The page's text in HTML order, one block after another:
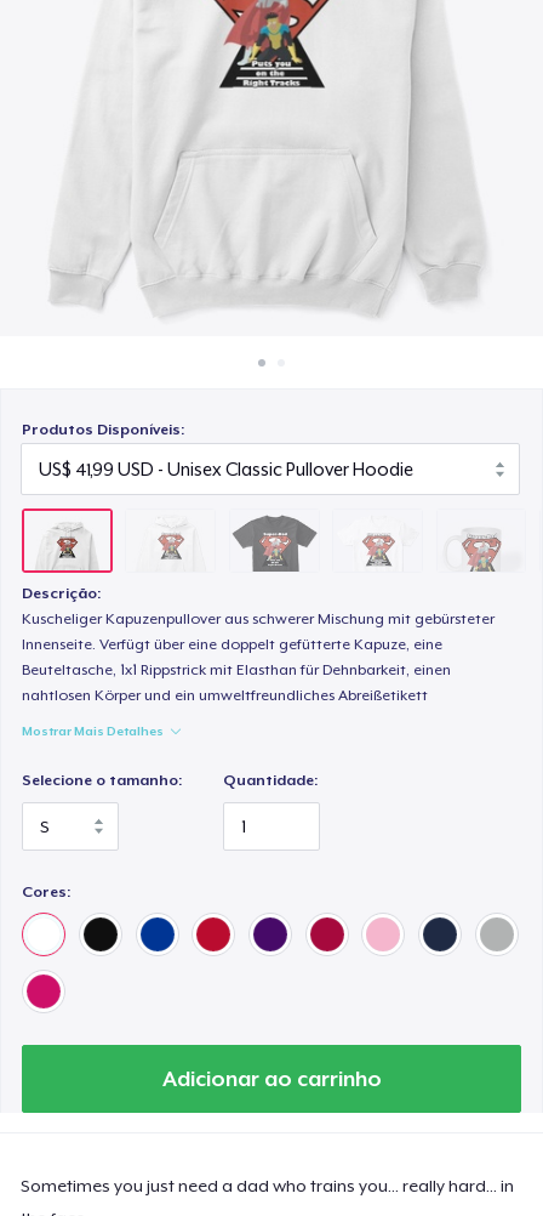
Venda em todo lugar
Produtos Disponíveis:
Descrição:
Kuscheliger Kapuzenpullover aus schwerer Mischung mit gebürsteter
Innenseite. Verfügt über eine doppelt gefütterte Kapuze, eine
Beuteltasche, 1x1 Rippstrick mit Elasthan für Dehnbarkeit, einen
nahtlosen Körper und ein umweltfreundliches Abreißetikett
Mostrar Mais Detalhes
Selecione o tamanho: Quantidade:
Cores:
Adicionar ao carrinho
Sometimes you just need a dad who trains you... really hard... in
Comfort Tee
US$ 15,99
Unisex Classic Crewneck Sweatshirt
US$ 36,99
Women's Comfort Tee
Classic Long Sleeve Tee
Next Level 3600 | Premium Ring-Spun Cotton T-Shirt